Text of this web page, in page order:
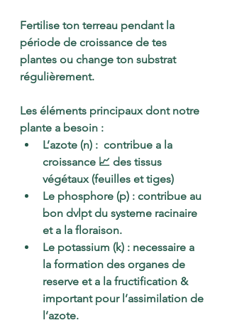
Fertilise ton terreau pendant la
période de croissance de tes
plantes ou change ton substrat
régulièrement.
Les éléments principaux dont notre
plante a besoin :
L’azote (n) :  contribue a la
croissance 📈 des tissus
végétaux (feuilles et tiges)
Le phosphore (p) : contribue au
bon dvlpt du systeme racinaire
et a la floraison.
Le potassium (k) : necessaire a
la formation des organes de
reserve et a la fructification &
important pour l’assimilation de
l’azote.